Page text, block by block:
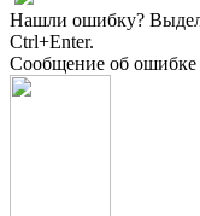
Нашли ошибку?
Ctrl+Enter.
Сообщение об ошибке